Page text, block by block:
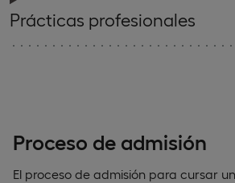
Prácticas profesionales
Proceso de admisión
El proceso de admisión para cursar